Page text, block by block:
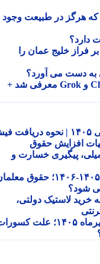
که هرگز در طبیعت وجود
خلیج عمان را
دست می آورد؟
ساعت هوشمند رولمی مجهز به ChatGPT و Grok معرفی شد +
فیش حقوقی بازنشستگان تامین اجتماعی ۱۴۰۵ | نحوه دریافت فیش
افزایش حقوق
پیگیری خسارت و
حکم حقوقی نومعلمان در سال تحصیلی ۱۴۰۵-۱۴۰۶؛ حقوق معلمان
سامانه خرید لاستیک دولتی،
کسر از حقوق بازنشستگان کشوری در تیرماه ۱۴۰۵؛ علت کسورات